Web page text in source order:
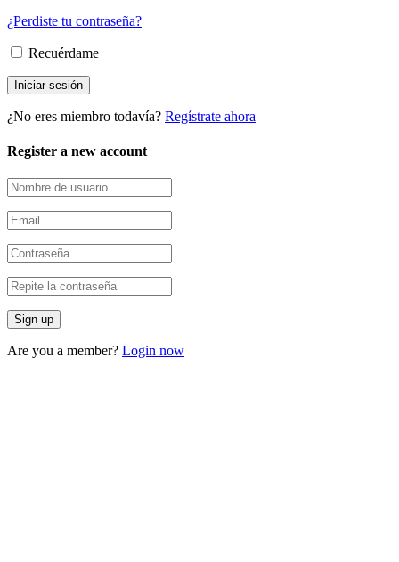
¿Perdiste tu contraseña?
Recuérdame
¿No eres miembro todavía? Regístrate ahora
Register a new account
Are you a member? Login now